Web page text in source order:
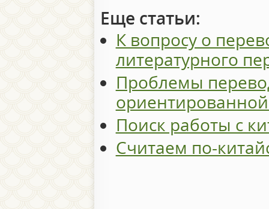
Еще статьи:
К вопросу о
литературного
Проблемы
Поиск работы с
Считаем по-